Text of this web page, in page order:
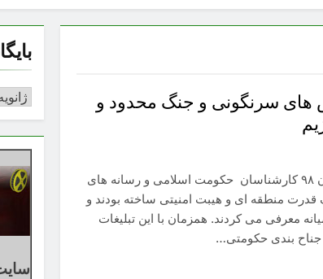
سرنگونی و جنگ محدود و
تا قبل از خیزش دی ماه ۹۶ و آبان ۹۸ کارشناسان حکومت اسلامی و رسانه های
قدرت منطقه ای و هیبت امنیتی ساخته بودند و
معرفی می کردند. همزمان با این تبلیغات
بندی حکومتی…
تقویم